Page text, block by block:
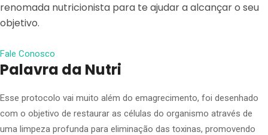
renomada nutricionista para te ajudar a alcançar o seu
objetivo.
Fale Conosco
Palavra da Nutri
Esse protocolo vai muito além do emagrecimento, foi desenhado
com o objetivo de restaurar as células do organismo através de
uma limpeza profunda para eliminação das toxinas, promovendo